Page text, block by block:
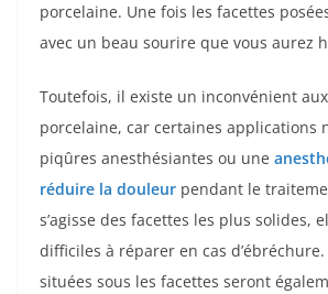
porcelaine. Une fois les facettes
avec un beau sourire que vous aurez
Toutefois, il existe un inconvénient
porcelaine, car certaines applications
piqûres anesthésiantes ou une
réduire la douleur pendant le
s’agisse des facettes les plus solides,
difficiles à réparer en cas d’ébréchure.
situées sous les facettes seront